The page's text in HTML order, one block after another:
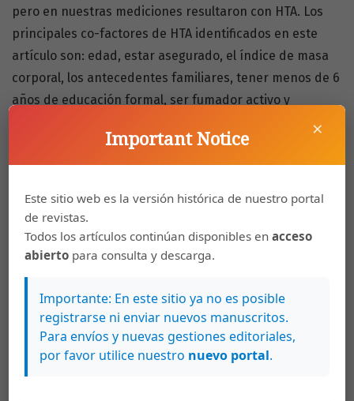
How to Cite
Méndez Chacón, E., & Rosero-Bixby, L. (2007). Prevalencia de
hipertensión en adultos mayores de Costa Rica.Población Y
Salud En Mesoamérica,5(1).
https://doi.org/10.15517/psm.v5i1.4547
More Citation Formats
pero en nuestras mediciones resultaron con HTA. Los
principales co-factores de HTA identificados en este
artículo son: edad, estar asegurado, el índice de masa
corporal, los antecedentes familiares, tener menos de 6
años de educación formal, ser fumador activo y
https://doi.org/10.15517/psm.v5i1.4547
Downloads
×
Important Notice
Este sitio web es la versión histórica de nuestro portal
de revistas.
Todos los artículos continúan disponibles enacceso
abierto para consulta y descarga.
Importante: En este sitio ya no es posible
registrarse ni enviar nuevos manuscritos.
Para envíos y nuevas gestiones editoriales,
por favor utilice nuestro nuevo portal.